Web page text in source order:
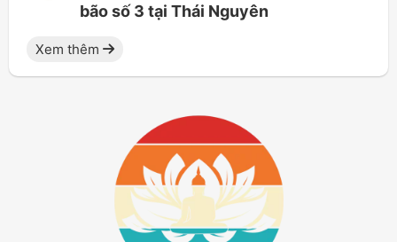
bão số 3 tại Thái Nguyên
Xem thêm